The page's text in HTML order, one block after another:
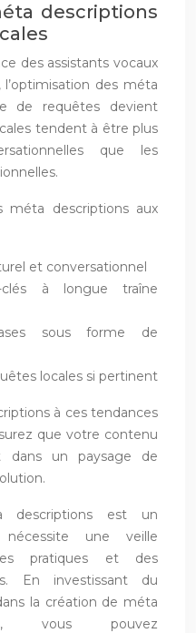
descriptions
des assistants vocaux
des méta
de requêtes devient
tendent à être plus
que les
méta descriptions aux
et conversationnel
à longue traîne
sous forme de
locales si pertinent
à ces tendances
que votre contenu
dans un paysage de
descriptions est un
une veille
pratiques et des
En investissant du
la création de méta
vous pouvez